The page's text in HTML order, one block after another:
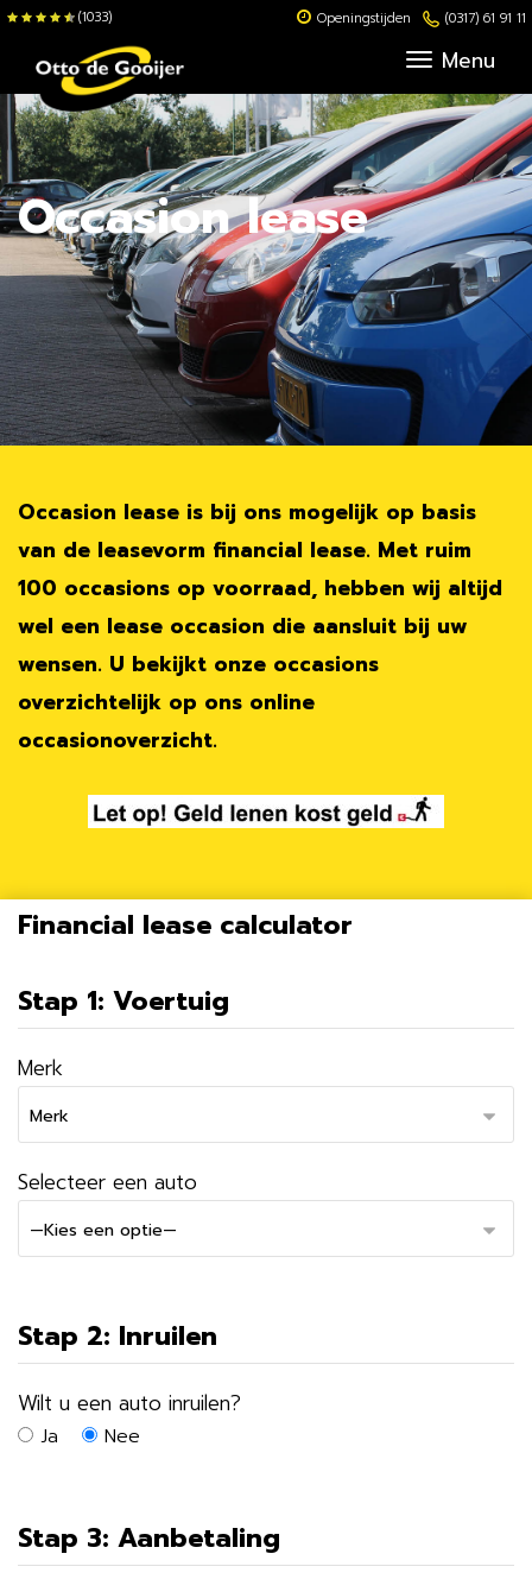
(1033) Openingstijden (0317) 61 91 11
Menu
Occasion lease
Occasion lease is bij ons mogelijk op basis
van de leasevorm financial lease. Met ruim
100 occasions op voorraad, hebben wij altijd
wel een lease occasion die aansluit bij uw
wensen. U bekijkt onze occasions
overzichtelijk op ons online
occasionoverzicht.
Financial lease calculator
Stap 1: Voertuig
Merk
Selecteer een auto
Stap 2: Inruilen
Wilt u een auto inruilen?
Ja Nee
Stap 3: Aanbetaling